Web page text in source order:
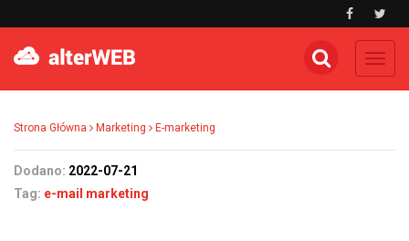
Strona Główna Marketing E-marketing
Dodano: 2022-07-21
Tag: e-mail marketing